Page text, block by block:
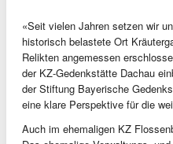
«Seit vielen Jahren setzen wir
historisch belastete Ort
Relikten angemessen
der KZ-Gedenkstätte Dachau
der Stiftung Bayerische
eine klare Perspektive für die
Auch im ehemaligen KZ